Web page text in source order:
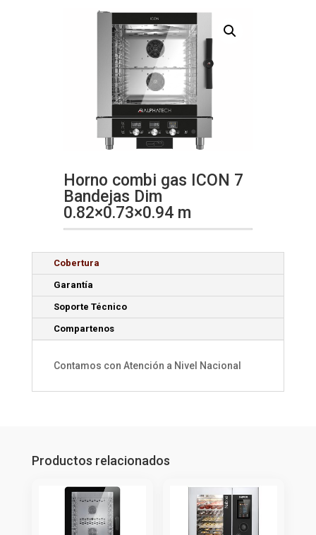
Horno combi gas ICON 7
Bandejas Dim
0.82×0.73×0.94 m
Cobertura
Garantía
Soporte Técnico
Compartenos
Contamos con Atención a Nivel Nacional
Productos relacionados